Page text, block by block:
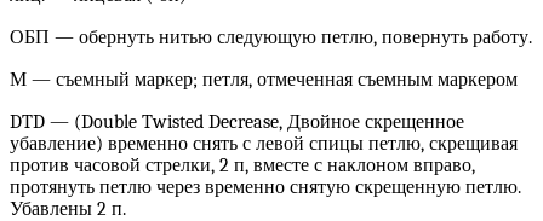
ОБП — обернуть нитью следующую петлю, повернуть работу.
М — съемный маркер; петля, отмеченная съемным маркером
DTD — (Double Twisted Decrease, Двойное скрещенное
убавление) временно снять с левой спицы петлю, скрещивая
против часовой стрелки, 2 п, вместе с наклоном вправо,
протянуть петлю через временно снятую скрещенную петлю.
Убавлены 2 п.